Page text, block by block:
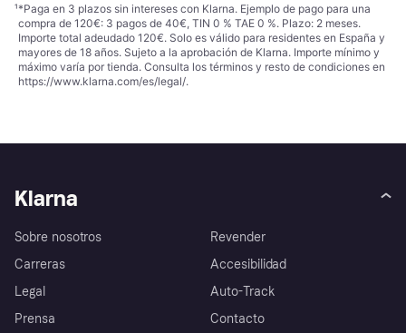
¹*Paga en 3 plazos sin intereses con Klarna. Ejemplo de pago para una
compra de 120€: 3 pagos de 40€, TIN 0 % TAE 0 %. Plazo: 2 meses.
Importe total adeudado 120€. Solo es válido para residentes en España y
mayores de 18 años. Sujeto a la aprobación de Klarna. Importe mínimo y
máximo varía por tienda. Consulta los términos y resto de condiciones en
https://www.klarna.com/es/legal/.
Klarna
Sobre nosotros
Carreras
Legal
Prensa
Revender
Accesibilidad
Auto-Track
Contacto